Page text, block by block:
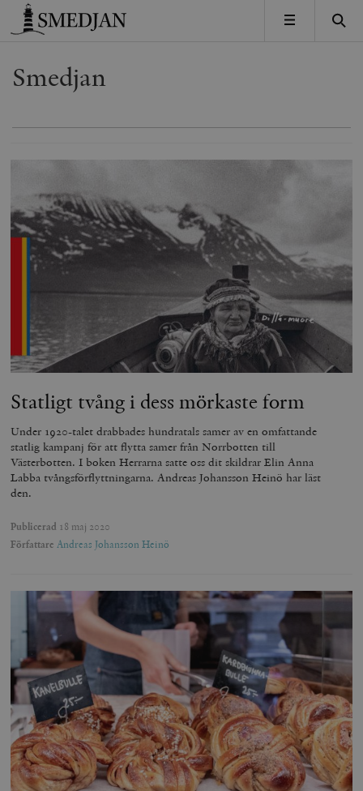
Timbro
MENY
Smedjan
Statligt tvång i dess mörkaste form
Under 1920-talet drabbades hundratals samer av en omfattande
statlig kampanj för att flytta samer från Norrbotten till
Västerbotten. I boken Herrarna satte oss dit skildrar Elin Anna
Labba tvångsförflyttningarna. Andreas Johansson Heinö har läst
den.
Publicerad 18 maj 2020
Författare Andreas Johansson Heinö